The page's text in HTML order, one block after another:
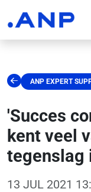
ANP EXPERT
'Succes
kent veel
tegenslag
13 JUL 2021